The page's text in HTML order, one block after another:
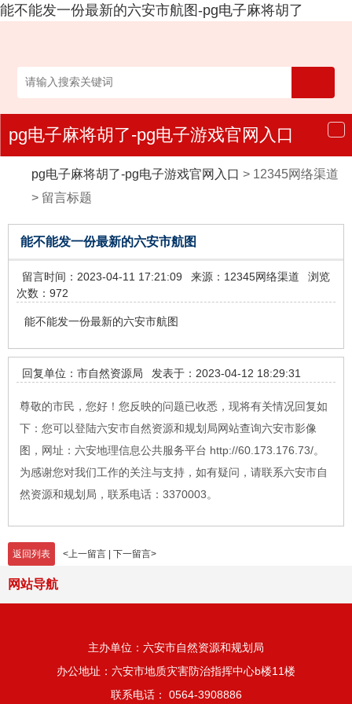
能不能发一份最新的六安市航图-pg电子麻将胡了
导
航
pg电子麻将胡了-pg电子游戏官网入口
pg电子麻将胡了-pg电子游戏官网入口 > 12345网络渠道
> 留言标题
能不能发一份最新的六安市航图
留言时间：2023-04-11 17:21:09 来源：12345网络渠道
浏览
次数：972
能不能发一份最新的六安市航图
回复单位：市自然资源局 发表于：2023-04-12 18:29:31
尊敬的市民，您好！您反映的问题已收悉，现将有关情况回复如
下：您可以登陆六安市自然资源和规划局网站查询六安市影像
图，网址：六安地理信息公共服务平台 http://60.173.176.73/。
为感谢您对我们工作的关注与支持，如有疑问，请联系六安市自
然资源和规划局，联系电话：3370003。
返回列表 <上一留言 下一留言>
网站导航
主办单位：六安市自然资源和规划局
办公地址：六安市地质灾害防治指挥中心b楼11楼
联系电话： 0564-3908886